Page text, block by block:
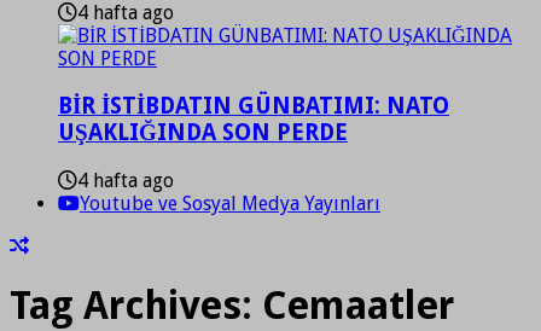
4 hafta ago
BİR İSTİBDATIN GÜNBATIMI: NATO
UŞAKLIĞINDA SON PERDE
4 hafta ago
Youtube ve Sosyal Medya Yayınları
Tag Archives: Cemaatler